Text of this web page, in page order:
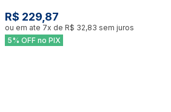
R$ 229,87
ou em ate 7x de R$ 32,83 sem juros
5% OFF no PIX